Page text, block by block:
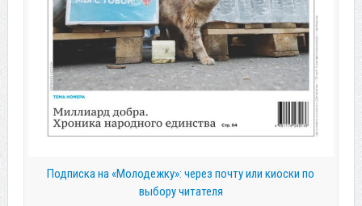
Подписка на «Молодежку»: через почту или киоски по
выбору читателя